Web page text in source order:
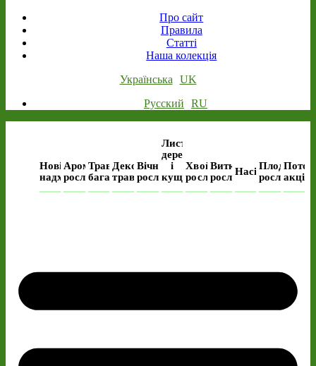
Про сайт
Правила
Статті
Наша колекція
Українська
UK
Русский
RU
Нові
надходження
Ароматичні
рослини
Трав’янисті
багаторічні
Декоративні
трави
Вічнозелені
рослини
Листяні
дерева
і
кущі
Хвойні
рослини
Виткі
рослиниНасінняПлодові
рослини
акція